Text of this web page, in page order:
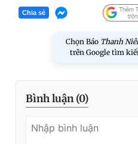
Chia sẻ
Chọn Báo Thanh
trên Google tìm
Bình luận (0)